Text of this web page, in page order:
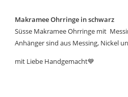
Makramee Ohrringe in schwarz
Süsse Makramee Ohrringe mit
Anhänger sind aus Messing, Nickel
mit Liebe Handgemacht💙